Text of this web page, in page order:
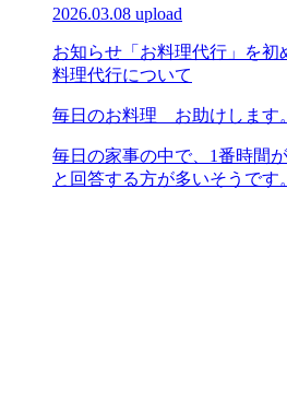
2026.03.08 upload
お知らせ 「お料理代行」を
料理代行について
毎日のお料理 お助けします
毎日の家事の中で、1番時間
と回答する方が多いそうです